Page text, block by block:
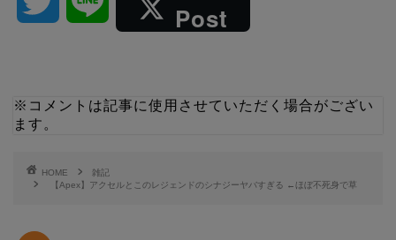
t
Post
※コメントは記事に使用させていただく場合がござい
ます。
HOME
雑記
【Apex】アクセルとこのレジェンドのシナジーヤバすぎる ←ほぼ不死身で草